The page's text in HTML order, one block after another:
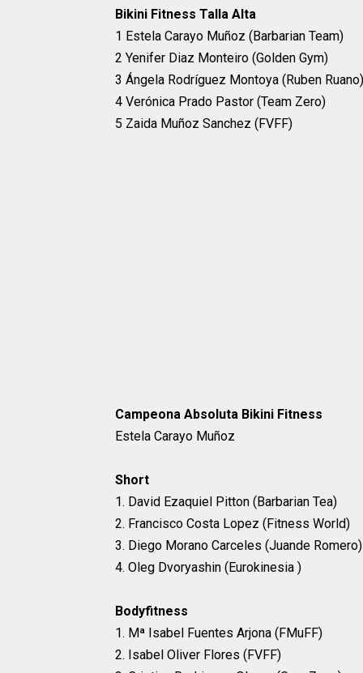
Bikini Fitness Talla Alta
1 Estela Carayo Muñoz (Barbarian Team)
2 Yenifer Diaz Monteiro (Golden Gym)
3 Ángela Rodríguez Montoya (Ruben Ruano)
4 Verónica Prado Pastor (Team Zero)
5 Zaida Muñoz Sanchez (FVFF)
Campeona Absoluta Bikini Fitness
Estela Carayo Muñoz
Short
1. David Ezaquiel Pitton (Barbarian Tea)
2. Francisco Costa Lopez (Fitness World)
3. Diego Morano Carceles (Juande Romero)
4. Oleg Dvoryashin (Eurokinesia )
Bodyfitness
1. Mª Isabel Fuentes Arjona (FMuFF)
2. Isabel Oliver Flores (FVFF)